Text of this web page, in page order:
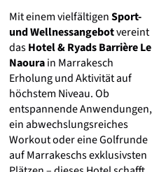
Mit einem vielfältigenSport-
und Wellnessangebotvereint
dasHotel & Ryads Barrière Le
Naourain Marrakesch
Erholung und Aktivität auf
höchstem Niveau. Ob
entspannende Anwendungen,
ein abwechslungsreiches
Workout oder eine Golfrunde
auf Marrakeschs exklusivsten